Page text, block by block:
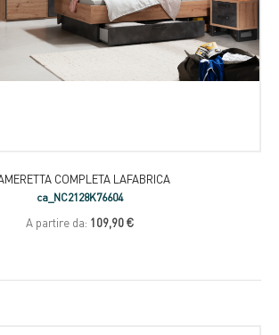
COMPLETA LAFABRICA
ca_NC2128K76604
A partire da: 109,90 €